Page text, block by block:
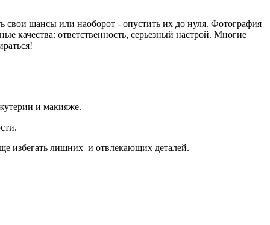
шансы или наоборот - опустить их до нуля. Фотография
качества: ответственность, серьезный настрой. Многие
и макияже.
избегать лишних и отвлекающих деталей.